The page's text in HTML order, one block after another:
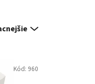
Kód: 960